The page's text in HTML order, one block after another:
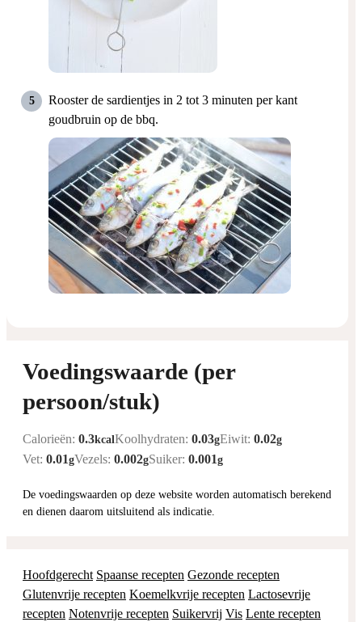
Rooster de sardientjes in 2 tot 3 minuten per kant
goudbruin op de bbq.
Voedingswaarde (per
persoon/stuk)
Calorieën: 0.3kcalKoolhydraten: 0.03gEiwit: 0.02g
Vet: 0.01gVezels: 0.002gSuiker: 0.001g
De voedingswaarden op deze website worden automatisch berekend
en dienen daarom uitsluitend als indicatie.
Hoofdgerecht Spaanse recepten Gezonde recepten
Glutenvrije recepten Koemelkvrije recepten Lactosevrije
recepten Notenvrije recepten Suikervrij Vis Lente recepten